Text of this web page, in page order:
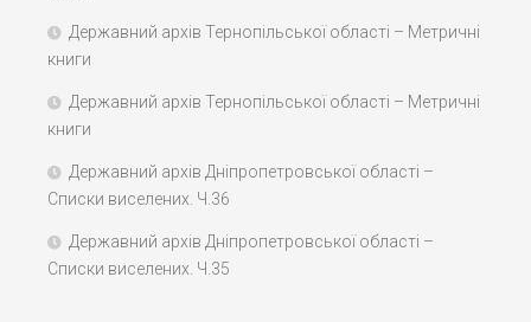
Державний архів Тернопільської області – Метричні
книги
Державний архів Тернопільської області – Метричні
книги
Державний архів Дніпропетровської області –
Списки виселених. Ч.36
Державний архів Дніпропетровської області –
Списки виселених. Ч.35